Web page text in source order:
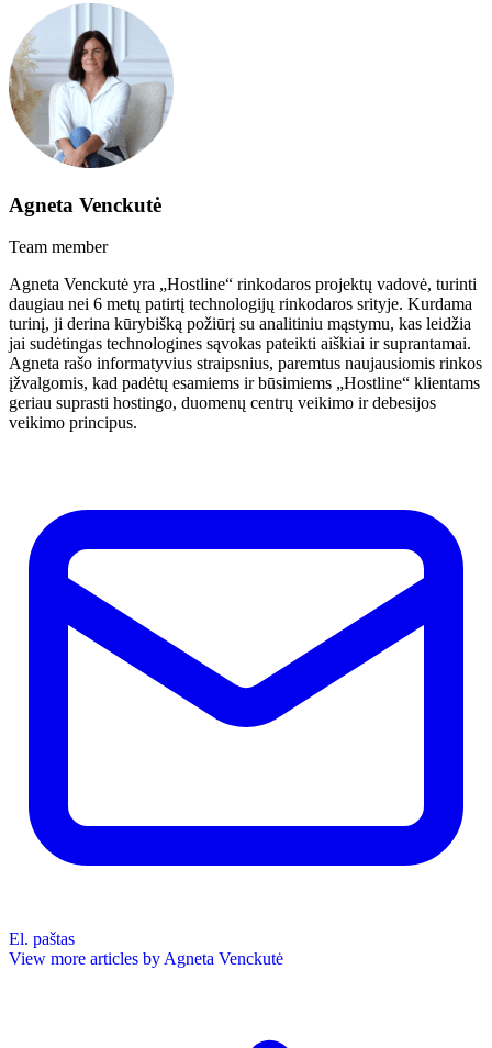
Agneta Venckutė
Team member
Agneta Venckutė yra „Hostline“ rinkodaros projektų vadovė, turinti
daugiau nei 6 metų patirtį technologijų rinkodaros srityje. Kurdama
turinį, ji derina kūrybišką požiūrį su analitiniu mąstymu, kas leidžia
jai sudėtingas technologines sąvokas pateikti aiškiai ir suprantamai.
Agneta rašo informatyvius straipsnius, paremtus naujausiomis rinkos
įžvalgomis, kad padėtų esamiems ir būsimiems „Hostline“ klientams
geriau suprasti hostingo, duomenų centrų veikimo ir debesijos
veikimo principus.
El. paštas
View more articles by Agneta Venckutė